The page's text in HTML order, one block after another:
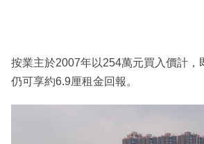
按業主於2007年以254萬元買入價計，
仍可享約6.9厘租金回報。